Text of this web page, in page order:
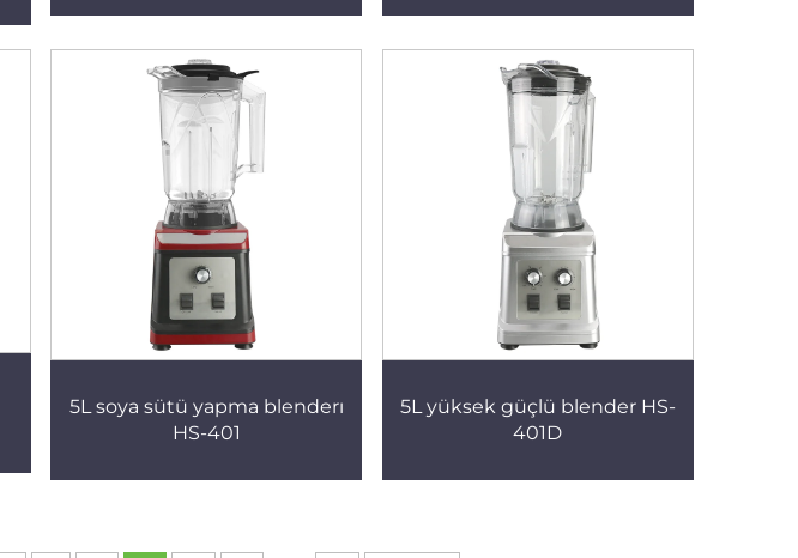
5L soya sütü yapma blenderı
HS-401
5L yüksek güçlü blender HS-
401D